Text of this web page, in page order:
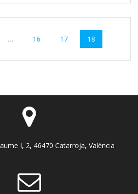
… Página
16 Página
17 Página
18
I, 2, 46470 Catarroja, València